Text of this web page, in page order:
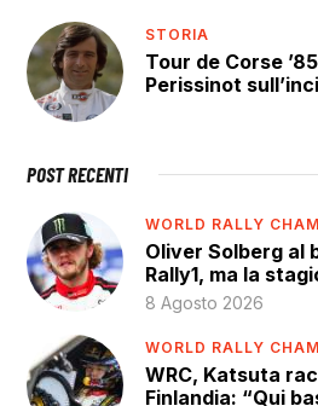
STORIA
Tour de Corse
Perissinot
POST RECENTI
WORLD RALLY
Oliver Solberg al
Rally1, ma la
8 Agosto 2026
WORLD RALLY
WRC, Katsuta
Finlandia: “Qui